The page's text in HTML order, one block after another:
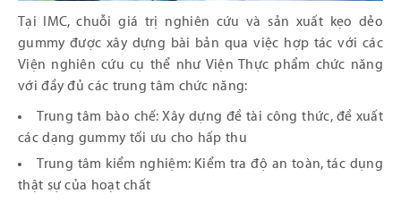
Tại IMC, chuỗi giá trị nghiên cứu và sản xuất kẹo dẻo
gummy được xây dựng bài bản qua việc hợp tác với các
Viện nghiên cứu cụ thể như Viện Thực phẩm chức năng
với đầy đủ các trung tâm chức năng:
Trung tâm bào chế: Xây dựng đề tài công thức, đề xuất
các dạng gummy tối ưu cho hấp thu
Trung tâm kiểm nghiệm: Kiểm tra độ an toàn, tác dụng
thật sự của hoạt chất